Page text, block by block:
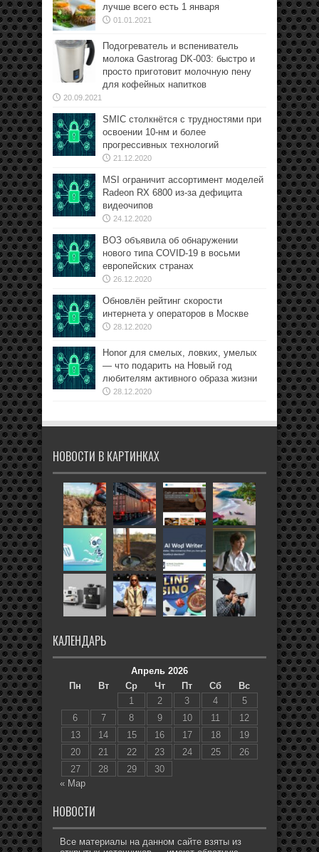
лучше всего есть 1 января
01.01.2021
Подогреватель и вспениватель
молока Gastrorag DK-003: быстро и
просто приготовит молочную пену
для кофейных напитков
20.09.2021
SMIC столкнётся с трудностями при
освоении 10-нм и более
прогрессивных технологий
21.12.2020
MSI ограничит ассортимент моделей
Radeon RX 6800 из-за дефицита
видеочипов
24.12.2020
ВОЗ объявила об обнаружении
нового типа COVID-19 в восьми
европейских странах
26.12.2020
Обновлён рейтинг скорости
интернета у операторов в Москве
28.12.2020
Honor для смелых, ловких, умелых
— что подарить на Новый год
любителям активного образа жизни
28.12.2020
НОВОСТИ В КАРТИНКАХ
КАЛЕНДАРЬ
Апрель 2026
Пн
Вт Ср Чт Пт Сб
Вс
1
2 3 4
5
6
7 8 9 10 11
12
13
14 15 16 17 18
19
20
21 22 23 24 25
26
27
28 29
30
« Мар
НОВОСТИ
Все материалы на данном сайте взяты из